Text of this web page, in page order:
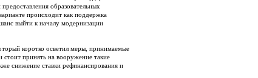
образовательных
происходит как поддержка
выйти к началу модернизации
коротко осветил меры, принимаемые
принять на вооружение такие
снижение ставки рефинансирования и